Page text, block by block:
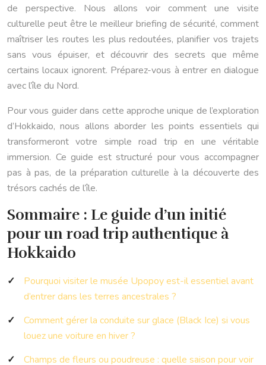
de perspective. Nous allons voir comment une visite
culturelle peut être le meilleur briefing de sécurité, comment
maîtriser les routes les plus redoutées, planifier vos trajets
sans vous épuiser, et découvrir des secrets que même
certains locaux ignorent. Préparez-vous à entrer en dialogue
avec l’île du Nord.
Pour vous guider dans cette approche unique de l’exploration
d’Hokkaido, nous allons aborder les points essentiels qui
transformeront votre simple road trip en une véritable
immersion. Ce guide est structuré pour vous accompagner
pas à pas, de la préparation culturelle à la découverte des
trésors cachés de l’île.
Sommaire : Le guide d’un initié
pour un road trip authentique à
Hokkaido
Pourquoi visiter le musée Upopoy est-il essentiel avant
d’entrer dans les terres ancestrales ?
Comment gérer la conduite sur glace (Black Ice) si vous
louez une voiture en hiver ?
Champs de fleurs ou poudreuse : quelle saison pour voir